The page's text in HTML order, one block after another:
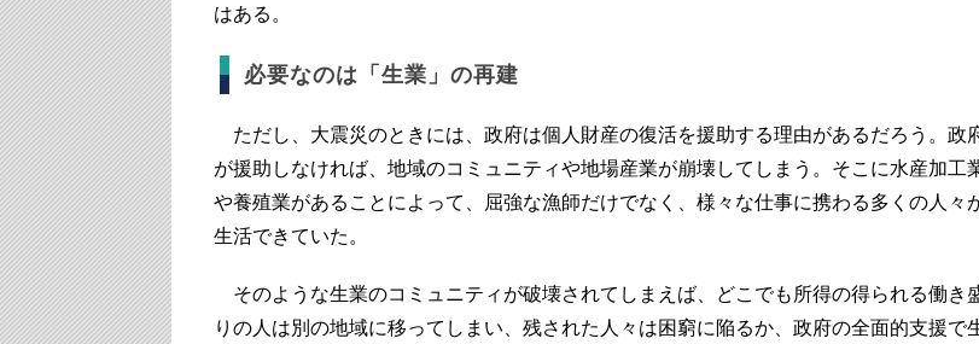
はある。
必要なのは「生業」の再建
ただし、大震災のときには、政府は個人財産の復活を援助する理由があるだろう。政
が援助しなければ、地域のコミュニティや地場産業が崩壊してしまう。そこに水産加工
や養殖業があることによって、屈強な漁師だけでなく、様々な仕事に携わる多くの人々
生活できていた。
そのような生業のコミュニティが破壊されてしまえば、どこでも所得の得られる働き
りの人は別の地域に移ってしまい、残された人々は困窮に陥るか、政府の全面的支援で